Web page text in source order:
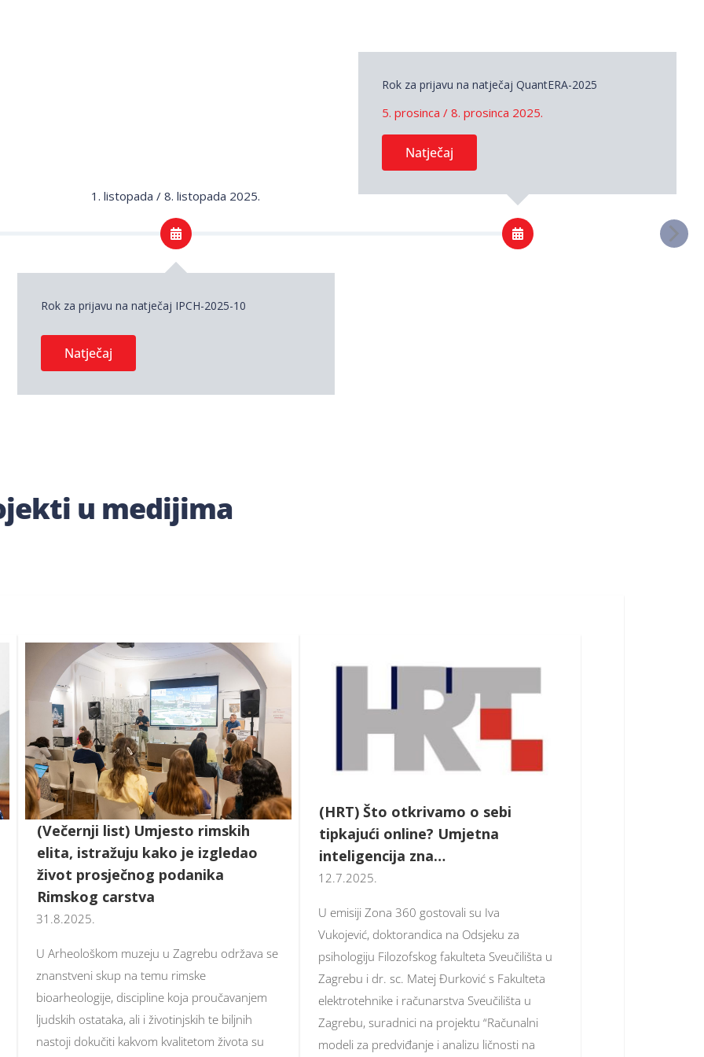
1. listopada / 8. listopada 2025.
Rok za prijavu na natječaj QuantERA-2025
5. prosinca / 8. prosinca 2025.
Natječaj
Rok za prijavu na natječaj IPCH-2025-10
Natječaj
u medijima
(Večernji list) Umjesto rimskih
elita, istražuju kako je izgledao
život prosječnog podanika
Rimskog carstva
31.8.2025.
U Arheološkom muzeju u Zagrebu održava se
znanstveni skup na temu rimske
bioarheologije, discipline koja proučavanjem
ljudskih ostataka, ali i životinjskih te biljnih
nastoji dokučiti kakvom kvalitetom života su
(HRT) Što otkrivamo o sebi
tipkajući online? Umjetna
inteligencija zna…
12.7.2025.
U emisiji Zona 360 gostovali su Iva
Vukojević, doktorandica na Odsjeku za
psihologiju Filozofskog fakulteta Sveučilišta u
Zagrebu i dr. sc. Matej Đurković s Fakulteta
elektrotehnike i računarstva Sveučilišta u
Zagrebu, suradnici na projektu “Računalni
modeli za predviđanje i analizu ličnosti na